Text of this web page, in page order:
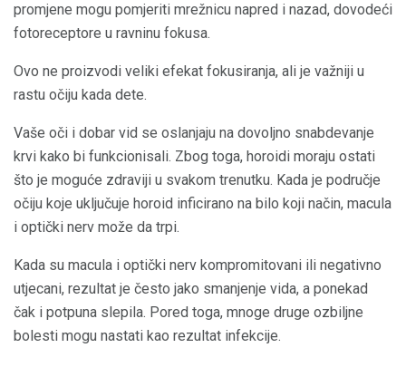
promjene mogu pomjeriti mrežnicu napred i nazad, dovodeći
fotoreceptore u ravninu fokusa.
Ovo ne proizvodi veliki efekat fokusiranja, ali je važniji u
rastu očiju kada dete.
Vaše oči i dobar vid se oslanjaju na dovoljno snabdevanje
krvi kako bi funkcionisali. Zbog toga, horoidi moraju ostati
što je moguće zdraviji u svakom trenutku. Kada je područje
očiju koje uključuje horoid inficirano na bilo koji način, macula
i optički nerv može da trpi.
Kada su macula i optički nerv kompromitovani ili negativno
utjecani, rezultat je često jako smanjenje vida, a ponekad
čak i potpuna slepila. Pored toga, mnoge druge ozbiljne
bolesti mogu nastati kao rezultat infekcije.